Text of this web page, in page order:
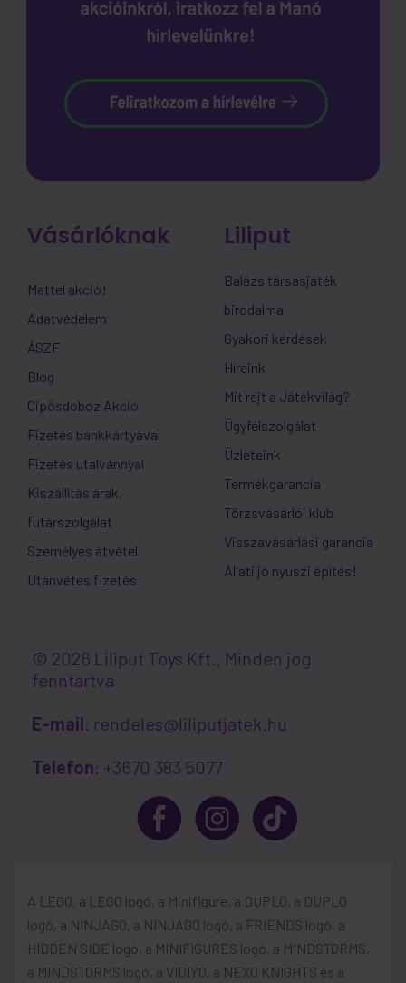
Vásárlóknak
Mattel akció!
Adatvédelem
ÁSZF
Blog
Cipősdoboz Akció
Fizetés bankkártyával
Fizetés utalvánnyal
Kiszállítás árak,
futárszolgálat
Személyes átvétel
Utánvétes fizetés
Liliput
Balázs társasjáték
birodalma
Gyakori kérdések
Híreink
Mit rejt a Játékvilág?
Ügyfélszolgálat
Üzleteink
Termékgarancia
Törzsvásárlói klub
Visszavásárlási garancia
Állati jó nyuszi építés!
© 2026 Liliput Toys Kft., Minden jog
fenntartva
E-mail: rendeles@liliputjatek.hu
Telefon: +3670 383 5077
A LEGO, a LEGO logó, a Minifigure, a DUPLO, a DUPLO
logó, a NINJAGO, a NINJAGO logó, a FRIENDS logó, a
HIDDEN SIDE logó, a MINIFIGURES logó, a MINDSTORMS,
a MINDSTORMS logó, a VIDIYO, a NEXO KNIGHTS és a